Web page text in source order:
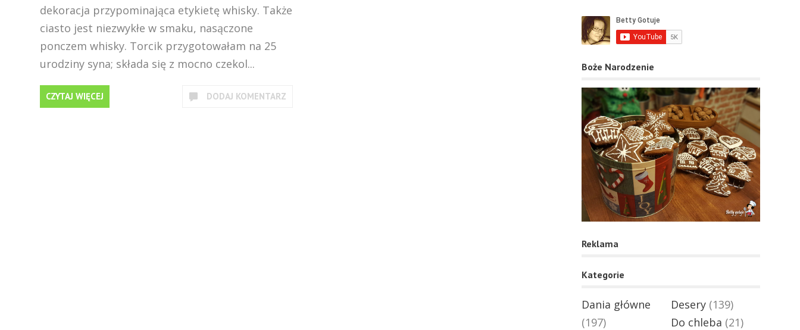
dekoracja przypominająca etykietę whisky. Także
ciasto jest niezwykłe w smaku, nasączone
ponczem whisky. Torcik przygotowałam na 25
urodziny syna; składa się z mocno czekol...
CZYTAJ WIĘCEJ DODAJ KOMENTARZ
Boże Narodzenie
Reklama
Kategorie
Dania główne
(197)
Desery (139)
Do chleba (21)